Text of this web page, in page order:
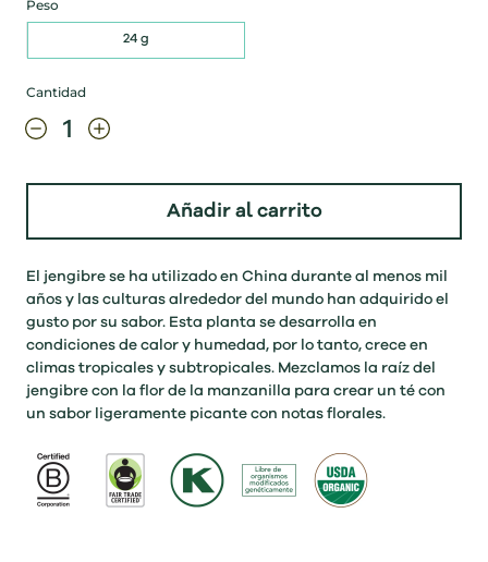
Peso
24 g
Cantidad
Añadir al carrito
El jengibre se ha utilizado en China durante al menos mil
años y las culturas alrededor del mundo han adquirido el
gusto por su sabor. Esta planta se desarrolla en
condiciones de calor y humedad, por lo tanto, crece en
climas tropicales y subtropicales. Mezclamos la raíz del
jengibre con la flor de la manzanilla para crear un té con
un sabor ligeramente picante con notas florales.